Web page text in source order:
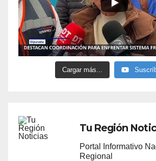
Cargar más...
Tu Región
Portal Informativo
Regional